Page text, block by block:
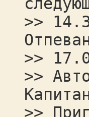
>>
>>
>>
>>